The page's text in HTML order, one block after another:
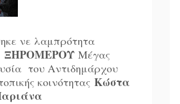
νε λαμπρότητα
ΞΗΡΟΜΕΡΟΥ Μέγας
του Αντιδημάρχου
κοινότητας Κώστα